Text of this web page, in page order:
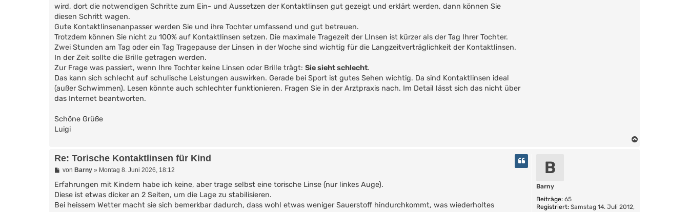
wird, dort die notwendigen Schritte zum Ein- und Aussetzen der Kontaktlinsen gut gezeigt und erklärt werden, dann können Sie
diesen Schritt wagen.
Gute Kontaktlinsenanpasser werden Sie und ihre Tochter umfassend und gut betreuen.
Trotzdem können Sie nicht zu 100% auf Kontaktlinsen setzen. Die maximale Tragezeit der LInsen ist kürzer als der Tag Ihrer Tochter.
Zwei Stunden am Tag oder ein Tag Tragepause der Linsen in der Woche sind wichtig für die Langzeitverträglichkeit der Kontaktlinsen.
In der Zeit sollte die Brille getragen werden.
Zur Frage was passiert, wenn Ihre Tochter keine Linsen oder Brille trägt: Sie sieht schlecht.
Das kann sich schlecht auf schulische Leistungen auswirken. Gerade bei Sport ist gutes Sehen wichtig. Da sind Kontaktlinsen ideal
(außer Schwimmen). Lesen könnte auch schlechter funktionieren. Fragen Sie in der Arztpraxis nach. Im Detail lässt sich das nicht über
das Internet beantworten.
Schöne Grüße
Luigi
B
Barny
Beiträge: 65
Registriert: Samstag 14. Juli 2012,
Re: Torische Kontaktlinsen für Kind
B
i
t
r
a
von Barny» Montag 8. Juni 2026, 18:12
Erfahrungen mit Kindern habe ich keine, aber trage selbst eine torische Linse (nur linkes Auge).
Diese ist etwas dicker an 2 Seiten, um die Lage zu stabilisieren.
Bei heissem Wetter macht sie sich bemerkbar dadurch, dass wohl etwas weniger Sauerstoff hindurchkommt, was wiederholtes